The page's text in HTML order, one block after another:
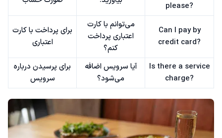
please?
Can I pay by
credit card?
می‌توانم با کارت
اعتباری پرداخت
کنم؟
برای پرداخت با کارت
اعتباری
Is there a service
charge?
آیا سرویس اضافه
می‌شود؟
برای پرسیدن درباره
سرویس